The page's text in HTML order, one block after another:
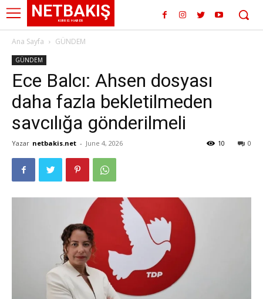
NETBAKIŞ
KIBRIS HABER
Ana Sayfa GÜNDEM
GÜNDEM
Ece Balcı: Ahsen dosyası
daha fazla bekletilmeden
savcılığa gönderilmeli
Yazar netbakis.net - June 4, 2026 0
10